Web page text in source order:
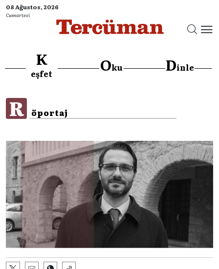
08 Ağustos, 2026
Cumartesi
K
eşfet Oku Dinle
R öportaj